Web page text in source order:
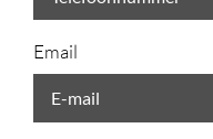
Email